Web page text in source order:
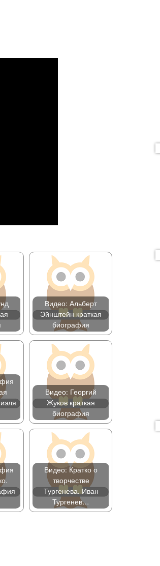
Видео: Альберт
Эйнштейн краткая
биография
Видео: Георгий
Жуков краткая
биография
Видео: Кратко о
творчестве
Тургенева. Иван
Тургенев…